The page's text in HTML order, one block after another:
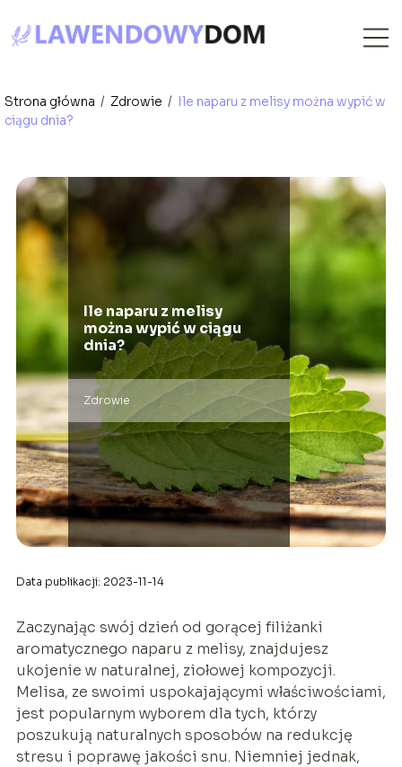
Strona główna / Zdrowie / Ile naparu z melisy można wypić w
ciągu dnia?
Ile naparu z melisy
można wypić w ciągu
dnia?
Zdrowie
Data publikacji: 2023-11-14
Zaczynając swój dzień od gorącej filiżanki
aromatycznego naparu z melisy, znajdujesz
ukojenie w naturalnej, ziołowej kompozycji.
Melisa, ze swoimi uspokajającymi właściwościami,
jest popularnym wyborem dla tych, którzy
poszukują naturalnych sposobów na redukcję
stresu i poprawę jakości snu. Niemniej jednak,